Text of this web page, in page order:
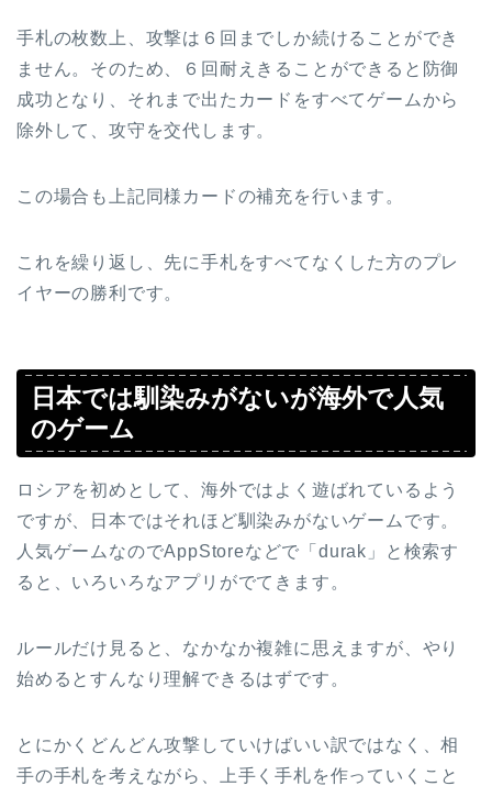
手札の枚数上、攻撃は６回までしか続けることができ
ません。そのため、６回耐えきることができると防御
成功となり、それまで出たカードをすべてゲームから
除外して、攻守を交代します。
この場合も上記同様カードの補充を行います。
これを繰り返し、先に手札をすべてなくした方のプレ
イヤーの勝利です。
日本では馴染みがないが海外で人気
のゲーム
ロシアを初めとして、海外ではよく遊ばれているよう
ですが、日本ではそれほど馴染みがないゲームです。
人気ゲームなのでAppStoreなどで「durak」と検索す
ると、いろいろなアプリがでてきます。
ルールだけ見ると、なかなか複雑に思えますが、やり
始めるとすんなり理解できるはずです。
とにかくどんどん攻撃していけばいい訳ではなく、相
手の手札を考えながら、上手く手札を作っていくこと